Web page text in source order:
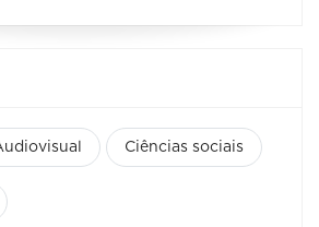
Ciências sociais